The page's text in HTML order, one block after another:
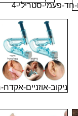
חד-פעמי-סטרילי-4
ניקוב-אוזניים-